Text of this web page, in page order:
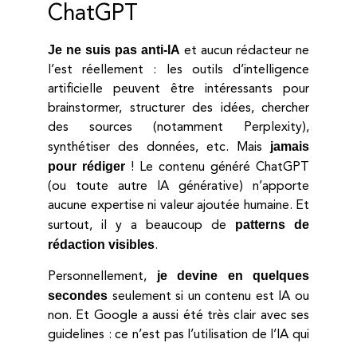
ChatGPT
Je ne suis pas anti-IA et aucun rédacteur ne
l’est réellement : les outils d’intelligence
artificielle peuvent être intéressants pour
brainstormer, structurer des idées, chercher
des sources (notamment Perplexity),
synthétiser des données, etc. Mais jamais
pour rédiger ! Le contenu généré ChatGPT
(ou toute autre IA générative) n’apporte
aucune expertise ni valeur ajoutée humaine. Et
surtout, il y a beaucoup de patterns de
rédaction visibles.
Personnellement, je devine en quelques
secondes seulement si un contenu est IA ou
non. Et Google a aussi été très clair avec ses
guidelines : ce n’est pas l’utilisation de l’IA qui